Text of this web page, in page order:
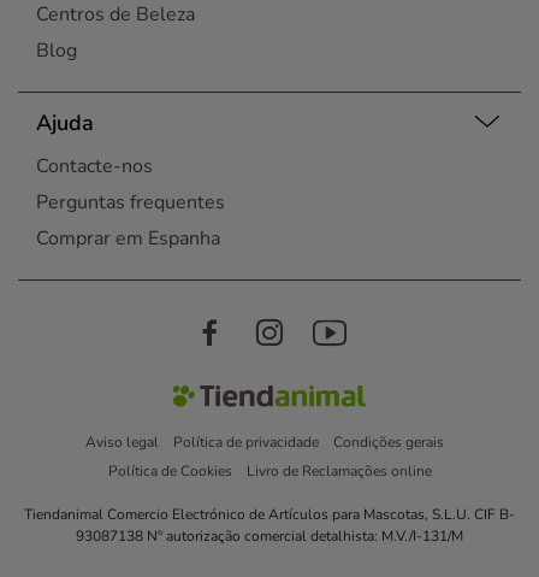
Centros de Beleza
Blog
Ajuda
Contacte-nos
Perguntas frequentes
Comprar em Espanha
Aviso legal Política de privacidade
Condições gerais
Política de Cookies
Livro de Reclamações online
Tiendanimal Comercio Electrónico de Artículos para Mascotas, S.L.U. CIF B-
93087138 Nº autorização comercial detalhista: M.V./I-131/M